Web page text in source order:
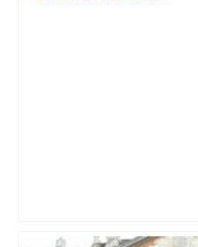
mouvement, vif et